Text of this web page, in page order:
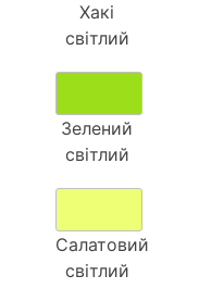
Хакі
світлий
Зелений
світлий
Салатовий
світлий